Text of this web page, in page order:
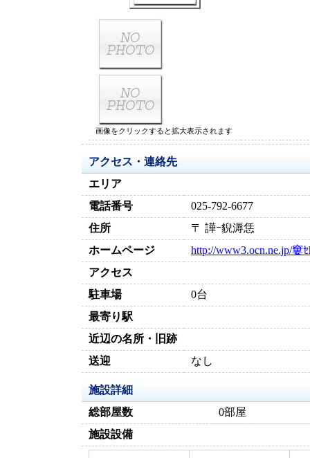
画像をクリックすると拡大表示されます
アクセス・連絡先
エリア
電話番号
025-792-6677
住所
〒 譁ｰ貎溽恁
ホームページ
http://www3.ocn.ne.jp/窶
アクセス
駐車場
0台
最寄り駅
近辺の名所・旧跡
送迎
なし
施設詳細
総部屋数
0部屋
施設設備